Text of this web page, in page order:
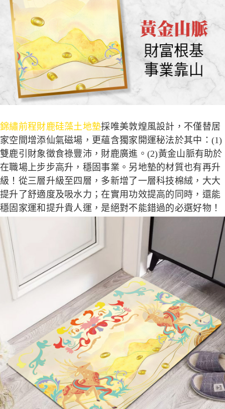
錦繡前程財鹿硅藻土地墊採唯美敦煌風設計，不僅替居
家空間增添仙氣磁場，更蘊含獨家開運秘法於其中：(1)
雙鹿引財象徵食祿豐沛，財鹿廣進。(2)黃金山脈有助於
在職場上步步高升，穩固事業。另地墊的材質也有再升
級！從三層升級至四層，多新增了一層科技棉絨，大大
提升了舒適度及吸水力；在實用功效提高的同時，還能
穩固家運和提升貴人運，是絕對不能錯過的必選好物！